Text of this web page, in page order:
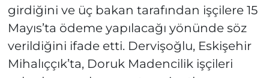
girdiğini ve üç bakan tarafından işçilere 15
Mayıs’ta ödeme yapılacağı yönünde söz
verildiğini ifade etti. Dervişoğlu, Eskişehir
Mihalıççık’ta, Doruk Madencilik işçileri